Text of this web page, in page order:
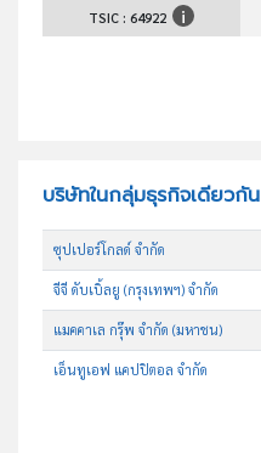
TSIC : 64922
บริษัทในกลุ่มธุรกิจเดียวกัน
ซุปเปอร์โกลด์ จำกัด
จีจี ดับเบิ้ลยู (กรุงเทพฯ) จำกัด
แมคคาเล กรุ๊พ จำกัด (มหาชน)
เอ็นทูเอฟ แคปปิตอล จำกัด